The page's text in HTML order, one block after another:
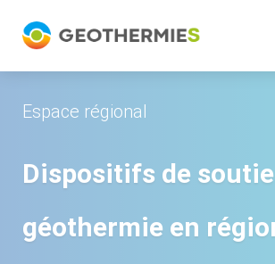
Espace régional
Dispositifs de
géothermie en